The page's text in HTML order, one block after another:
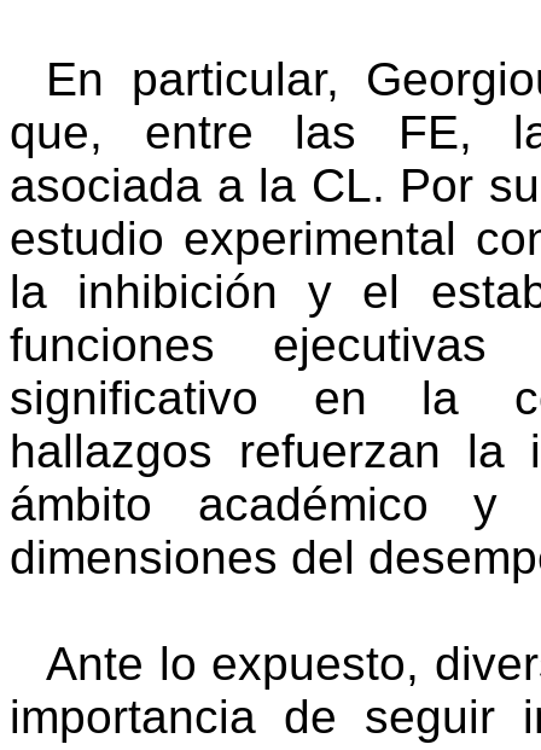
En particular,
que, entre las FE,
asociada a la CL. Por
estudio experimental
la inhibición y el
funciones
significativo en la
hallazgos refuerzan
ámbito académico
dimensiones del
Ante lo expuesto,
importancia de seguir